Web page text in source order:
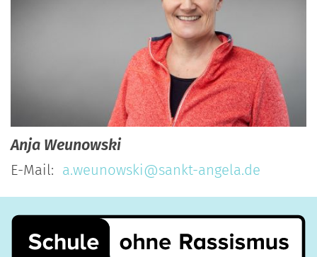
Anja Weunowski
E-Mail: a.weunowski@sankt-angela.de